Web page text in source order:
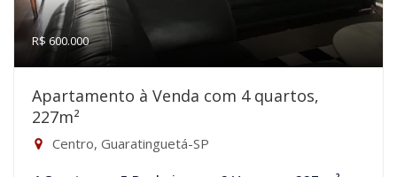
R$ 600.000
Apartamento à Venda com 4 quartos,
227m²
Centro, Guaratinguetá-SP